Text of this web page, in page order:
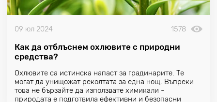
09 юл 2024 1578
Как да отблъснем охлювите с природни
средства?
Охлювите са истинска напаст за градинарите. Те
могат да унищожат реколтата за една нощ. Въпреки
това не бързайте да използвате химикали -
природата е подготвила ефективни и безопасни